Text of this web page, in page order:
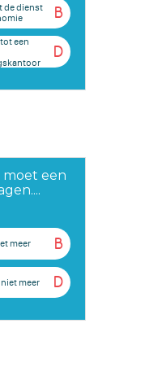
B
de dienst
D
een
een
B
meer
D
meer